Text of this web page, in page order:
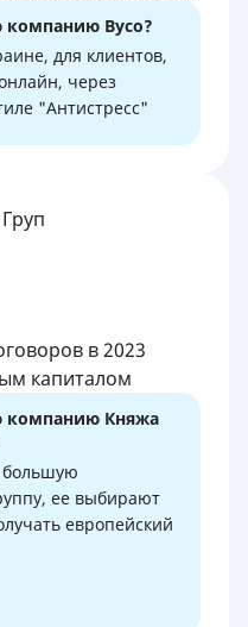
компанию Вусо?
для клиентов,
через
"Антистресс"
в 2023
капиталом
компанию Княжа
большую
ее выбирают
европейский